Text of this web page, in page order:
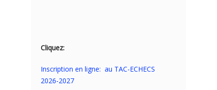
Cliquez:
Inscription en ligne: au TAC-ECHECS
2026-2027